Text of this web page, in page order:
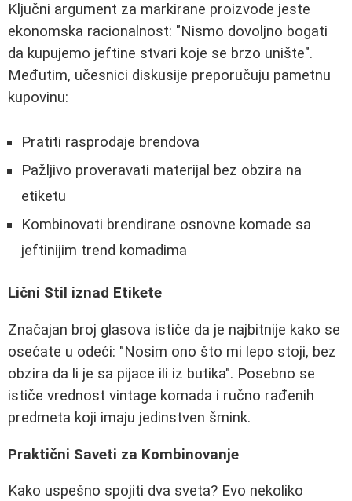
Ključni argument za markirane proizvode jeste
ekonomska racionalnost: "Nismo dovoljno bogati
da kupujemo jeftine stvari koje se brzo unište".
Međutim, učesnici diskusije preporučuju pametnu
kupovinu:
Pratiti rasprodaje brendova
Pažljivo proveravati materijal bez obzira na
etiketu
Kombinovati brendirane osnovne komade sa
jeftinijim trend komadima
Lični Stil iznad Etikete
Značajan broj glasova ističe da je najbitnije kako se
osećate u odeći: "Nosim ono što mi lepo stoji, bez
obzira da li je sa pijace ili iz butika". Posebno se
ističe vrednost vintage komada i ručno rađenih
predmeta koji imaju jedinstven šmink.
Praktični Saveti za Kombinovanje
Kako uspešno spojiti dva sveta? Evo nekoliko